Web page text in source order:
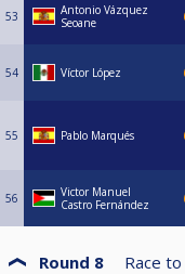
53
Antonio Vázquez
Seoane
54 Víctor López
55 Pablo Marqués
56
Victor Manuel
Castro Fernández
Round 8 Race to